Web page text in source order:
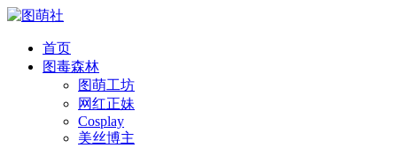
首页
图毒森林
图萌工坊
网红正妹
Cosplay
美丝博主